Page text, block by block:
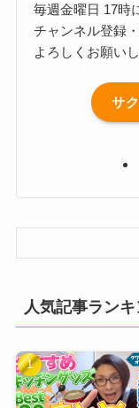
毎週金曜日 17時
チャンネル登録
よろしくお願い
サ
人気記事ラン